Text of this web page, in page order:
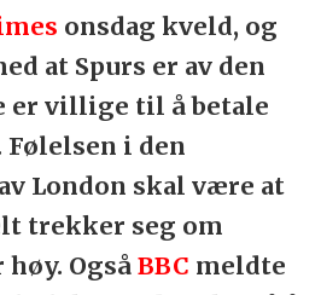
onsdag kveld, og
at Spurs er av den
er villige til å betale
i den
London skal være at
trekker seg om
Også BBC meldte